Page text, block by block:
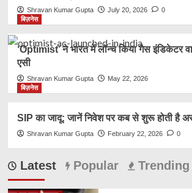
Shravan Kumar Gupta July 20, 2026
0
बिज़नेस
‘Optimist’ ने भारत में लॉन्च किया गैस इंडिकेटर
एसी
Shravan Kumar Gupta
May 22, 2026
बिज़नेस
SIP का जादू: जानें निवेश पर कब से शुरू होती है
Shravan Kumar Gupta February 22, 2026 0
Latest Popular Trending